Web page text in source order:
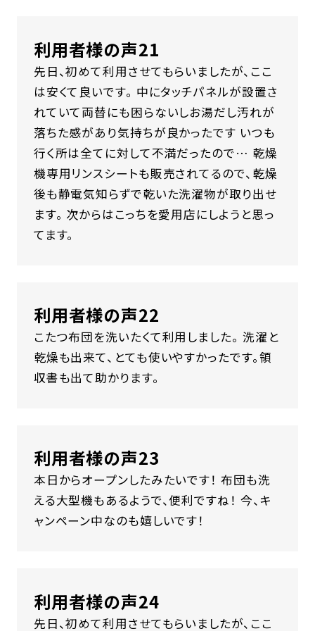
利用者様の声21
先日、初めて利用させてもらいましたが、ここ
は安くて良いです。 中にタッチパネルが設置さ
れていて両替にも困らないしお湯だし汚れが
落ちた感があり気持ちが良かったです いつも
行く所は全てに対して不満だったので… 乾燥
機専用リンスシートも販売されてるので、乾燥
後も静電気知らずで乾いた洗濯物が取り出せ
ます。 次からはこっちを愛用店にしようと思っ
てます。
利用者様の声22
こたつ布団を洗いたくて利用しました。 洗濯と
乾燥も出来て、とても使いやすかったです。領
収書も出て助かります。
利用者様の声23
本日からオープンしたみたいです！ 布団も洗
える大型機もあるようで、便利ですね！ 今、キ
ャンペーン中なのも嬉しいです！
利用者様の声24
先日、初めて利用させてもらいましたが、ここ